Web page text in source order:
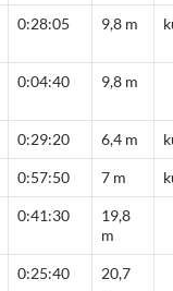
0:28:05 9,8 m
0:04:40 9,8 m
0:29:20 6,4 m
0:57:50 7 m
0:41:30
19,8
m
0:25:40
20,7